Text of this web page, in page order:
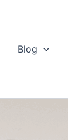
Blog